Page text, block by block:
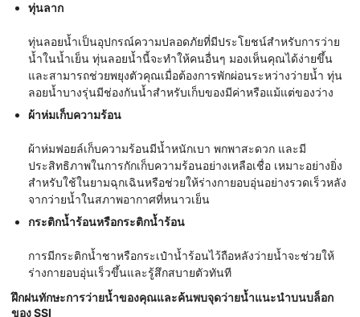
ทุ่นลาก
ทุ่นลอยน้ำเป็นอุปกรณ์ความปลอดภัยที่มีประโยชน์สำหรับการว่าย
น้ำในน้ำเย็น ทุ่นลอยน้ำนี้จะทำให้คนอื่นๆ มองเห็นคุณได้ง่ายขึ้น
และสามารถช่วยพยุงตัวคุณเมื่อต้องการพักผ่อนระหว่างว่ายน้ำ ทุ่น
ลอยน้ำบางรุ่นมีช่องกันน้ำสำหรับเก็บของมีค่าหรือแม้แต่ของว่าง
ผ้าห่มเก็บความร้อน
ผ้าห่มฟอยล์เก็บความร้อนมีน้ำหนักเบา พกพาสะดวก และมี
ประสิทธิภาพในการกักเก็บความร้อนอย่างเหลือเชื่อ เหมาะอย่างยิ่ง
สำหรับใช้ในยามฉุกเฉินหรือช่วยให้ร่างกายอบอุ่นอย่างรวดเร็วหลัง
จากว่ายน้ำในสภาพอากาศที่หนาวเย็น
กระติกน้ำร้อนหรือกระติกน้ำร้อน
การมีกระติกน้ำชาหรือกระเป๋าน้ำร้อนไว้ถือหลังว่ายน้ำจะช่วยให้
ร่างกายอบอุ่นเร็วขึ้นและรู้สึกสบายตัวทันที
ฝึกฝนทักษะการว่ายน้ำของคุณและค้นพบจุดว่ายน้ำแนะนำบนบล็อก
ของ SSI